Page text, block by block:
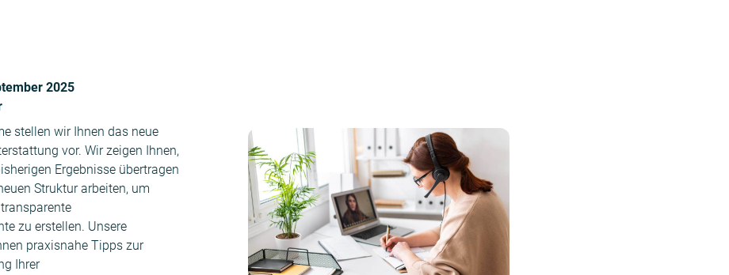
2025
stellen wir Ihnen das neue
vor. Wir zeigen Ihnen,
Ergebnisse übertragen
Struktur arbeiten, um
zu erstellen. Unsere
praxisnahe Tipps zur
Ihrer